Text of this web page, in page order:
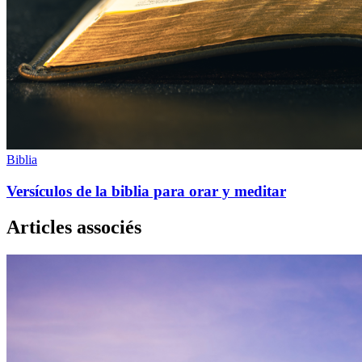
Biblia
Versículos de la biblia para orar y meditar
Articles associés